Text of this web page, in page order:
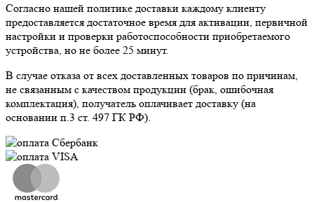
Согласно нашей политике доставки каждому клиенту
предоставляется достаточное время для активации, первичной
настройки и проверки работоспособности приобретаемого
устройства, но не более 25 минут.
В случае отказа от всех доставленных товаров по причинам,
не связанным с качеством продукции (брак, ошибочная
комплектация), получатель оплачивает доставку (на
основании п.3 ст. 497 ГК РФ).